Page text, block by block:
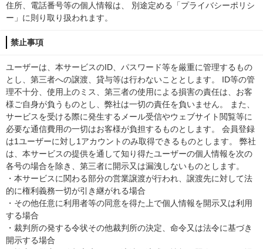
住所、電話番号等の個人情報は、 別途定める「プライバシーポリシ
ー」に則り取り扱われます。
禁止事項
ユーザーは、本サービスのID、パスワード等を厳重に管理するもの
とし、第三者への譲渡、貸与等は行わないこととします。 ID等の管
理不十分、使用上のミス、第三者の使用による損害の責任は、お客
様ご自身が負うものとし、弊社は一切の責任を負いません。 また、
サービスを受ける際に発生するメール受信やウェブサイト閲覧等に
必要な通信費用の一切はお客様が負担するものとします。 会員登録
は1ユーザーに対し1アカウントのみ取得できるものとします。 弊社
は、本サービスの提供を通して知り得たユーザーの個人情報を次の
各号の場合を除き、第三者に開示又は漏洩しないものとします。
・本サービスに関わる部分の営業譲渡が行われ、譲渡先に対して法
的に権利義務一切が引き継がれる場合
・その他任意に利用者等の同意を得た上で個人情報を開示又は利用
する場合
・裁判所の発する令状その他裁判所の決定、命令又は法令に基づき
開示する場合